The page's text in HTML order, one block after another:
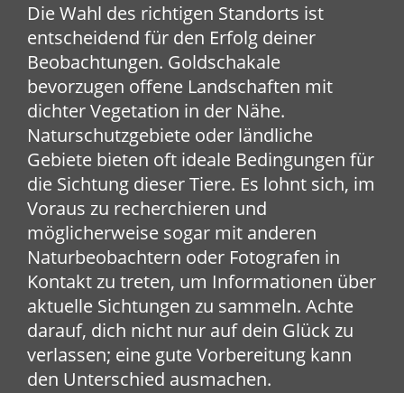
Die Wahl des richtigen Standorts ist
entscheidend für den Erfolg deiner
Beobachtungen. Goldschakale
bevorzugen offene Landschaften mit
dichter Vegetation in der Nähe.
Naturschutzgebiete oder ländliche
Gebiete bieten oft ideale Bedingungen für
die Sichtung dieser Tiere. Es lohnt sich, im
Voraus zu recherchieren und
möglicherweise sogar mit anderen
Naturbeobachtern oder Fotografen in
Kontakt zu treten, um Informationen über
aktuelle Sichtungen zu sammeln. Achte
darauf, dich nicht nur auf dein Glück zu
verlassen; eine gute Vorbereitung kann
den Unterschied ausmachen.